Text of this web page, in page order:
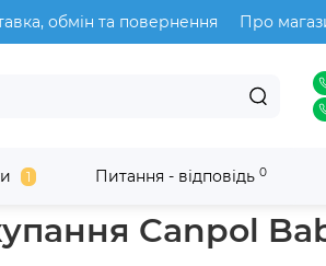
обмін та повернення Про
1 Питання - відповідь 0
Canpol babies
Canpol